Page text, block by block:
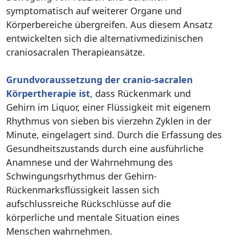
symptomatisch auf weiterer Organe und
Körperbereiche übergreifen. Aus diesem Ansatz
entwickelten sich die alternativmedizinischen
craniosacralen Therapieansätze.
Grundvoraussetzung der cranio-sacralen
Körpertherapie ist, dass Rückenmark und
Gehirn im Liquor, einer Flüssigkeit mit eigenem
Rhythmus von sieben bis vierzehn Zyklen in der
Minute, eingelagert sind. Durch die Erfassung des
Gesundheitszustands durch eine ausführliche
Anamnese und der Wahrnehmung des
Schwingungsrhythmus der Gehirn-
Rückenmarksflüssigkeit lassen sich
aufschlussreiche Rückschlüsse auf die
körperliche und mentale Situation eines
Menschen wahrnehmen.